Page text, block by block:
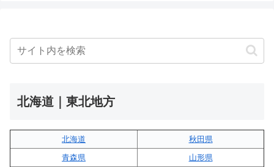
北海道｜東北地方
北海道
秋田県
青森県
山形県